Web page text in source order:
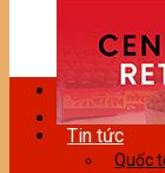
Tin tức
Quốc